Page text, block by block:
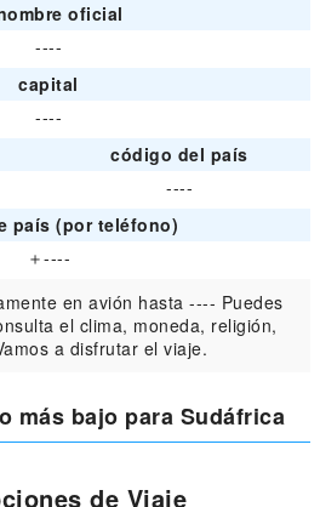
oficial
----
capital
----
código del país
----
país (por teléfono)
＋----
en avión hasta ---- Puedes
el clima, moneda, religión,
a disfrutar el viaje.
más bajo para Sudáfrica
de Viaje